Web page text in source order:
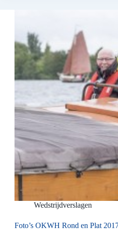
Wedstrijdverslagen
Foto’s OKWH Rond en Plat